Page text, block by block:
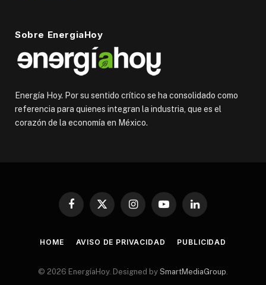
Sobre EnergiaHoy
Energía Hoy. Por su sentido crítico se ha consolidado como
referencia para quienes integran la industria, que es el
corazón de la economía en México.
Facebook
X
InstagramYouTubeLinkedIn
HOME AVISO DE PRIVACIDAD PUBLICIDAD
© 2026 EnergíaHoy. Designed by SmartMediaGroup